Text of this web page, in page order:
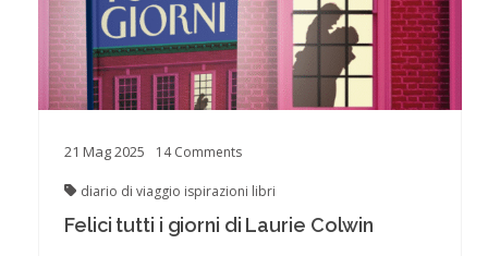
21 Mag2025 14Comments
diario di viaggio ispirazioni libri
Felici tutti i giorni di Laurie Colwin